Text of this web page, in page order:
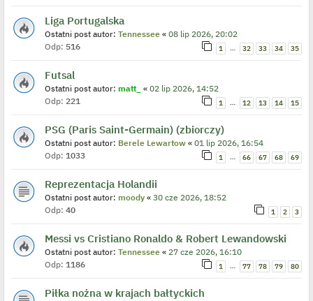
Liga Portugalska
Ostatni post autor: Tennessee « 08 lip 2026, 20:02
Odp: 516 1 … 32 33 34 35
Futsal
Ostatni post autor: matt_ « 02 lip 2026, 14:52
Odp: 221 1 … 12 13 14 15
PSG (Paris Saint-Germain) (zbiorczy)
Ostatni post autor: Berele Lewartow « 01 lip 2026, 16:54
Odp: 1033 1 … 66 67 68 69
Reprezentacja Holandii
Ostatni post autor: moody « 30 cze 2026, 18:52
Odp: 40 1 2 3
Messi vs Cristiano Ronaldo & Robert Lewandowski
Ostatni post autor: Tennessee « 27 cze 2026, 16:10
Odp: 1186 1 … 77 78 79 80
Piłka nożna w krajach bałtyckich